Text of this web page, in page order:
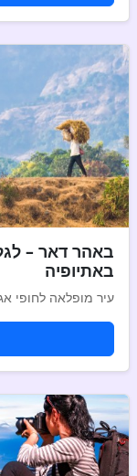
באהר דאר –
באתיופיה
עיר מופלאה לחופי